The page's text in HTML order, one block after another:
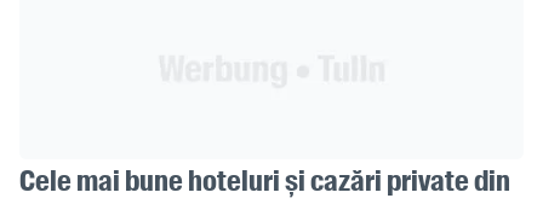
Cele mai bune hoteluri și cazări private din